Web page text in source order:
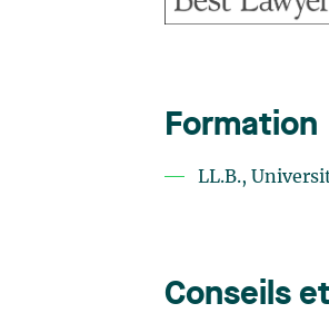
Formation
LL.B.,
Conseils